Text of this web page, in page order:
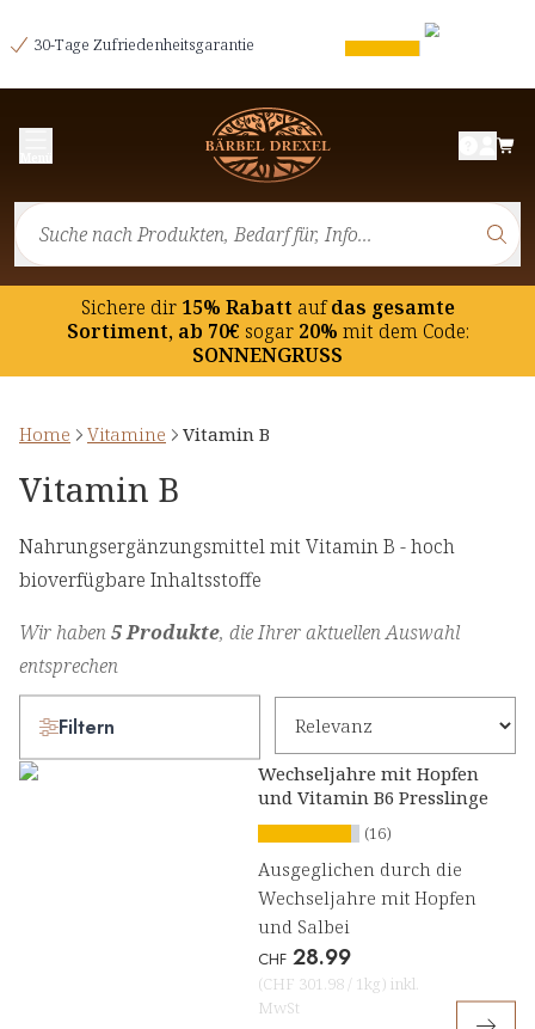
30-Tage Zufriedenheitsgarantie
Sichere dir15% Rabatt aufdas gesamte
Sortiment, ab 70€ sogar20% mit dem Code:
SONNENGRUSS
Home Vitamine Vitamin B
Vitamin B
Nahrungsergänzungsmittel mit Vitamin B - hoch
bioverfügbare Inhaltsstoffe
Wir haben5 Produkte, die Ihrer aktuellen Auswahl
entsprechen
Filtern
Wechseljahre mit Hopfen
und Vitamin B6 Presslinge
(16)
Ausgeglichen durch die
Wechseljahre mit Hopfen
und Salbei
CHF 28.99
(CHF 301.98 / 1kg) inkl.
MwSt